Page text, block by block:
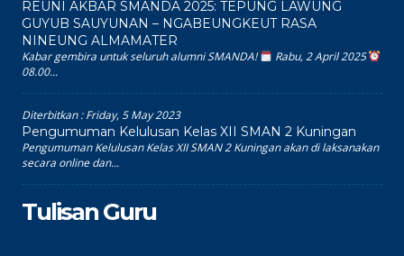
REUNI AKBAR SMANDA 2025: TEPUNG LAWUNG
GUYUB SAUYUNAN – NGABEUNGKEUT RASA
NINEUNG ALMAMATER
Kabar gembira untuk seluruh alumni SMANDA!
Rabu, 2 April 2025
08.00...
Diterbitkan :Friday, 5 May 2023
Pengumuman Kelulusan Kelas XII SMAN 2 Kuningan
Pengumuman Kelulusan Kelas XII SMAN 2 Kuningan akan di laksanakan
secara online dan...
Tulisan Guru